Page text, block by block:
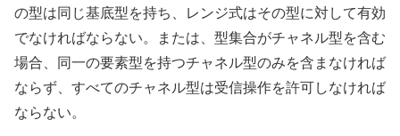
の型は同じ基底型を持ち、レンジ式はその型に対して有効
でなければならない。または、型集合がチャネル型を含む
場合、同一の要素型を持つチャネル型のみを含まなければ
ならず、すべてのチャネル型は受信操作を許可しなければ
ならない。